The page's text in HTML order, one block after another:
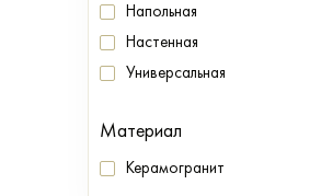
Напольная
Настенная
Универсальная
Материал
Керамогранит